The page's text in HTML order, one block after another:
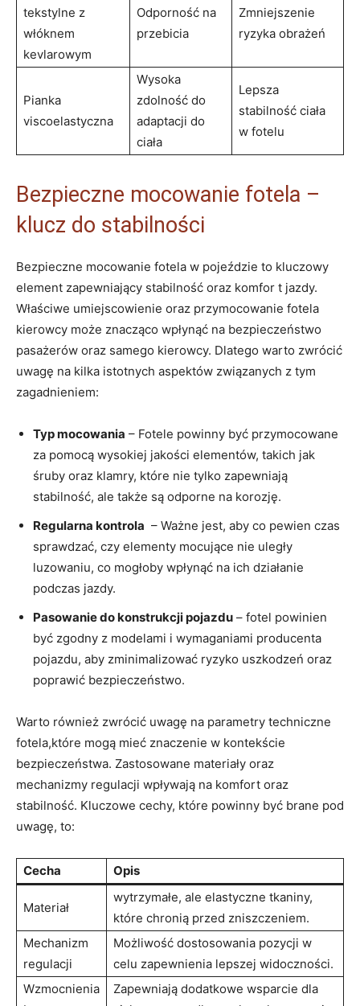
tekstylne z‌
włóknem
kevlarowym
Odporność na⁤
przebicia
Zmniejszenie
ryzyka obrażeń
Pianka
viscoelastyczna
Wysoka
zdolność do
adaptacji do
ciała
Lepsza
stabilność ciała
w‍ fotelu
Bezpieczne mocowanie fotela –
⁢klucz do stabilności
Bezpieczne mocowanie ⁢fotela w pojeździe to kluczowy
element⁢ zapewniający stabilność oraz komfor t jazdy.
Właściwe umiejscowienie oraz przymocowanie fotela
kierowcy może znacząco wpłynąć na bezpieczeństwo​
pasażerów oraz samego kierowcy. Dlatego warto zwrócić
uwagę na kilka istotnych⁣ aspektów związanych z ⁣tym
zagadnieniem:
Typ mocowania – Fotele powinny być przymocowane
za pomocą⁤ wysokiej jakości elementów, takich jak
śruby⁣ oraz klamry, które nie tylko zapewniają
stabilność, ale także są odporne na korozję.
Regularna kontrola ​ – Ważne jest, aby co pewien czas​
sprawdzać, ⁢czy elementy mocujące nie uległy
luzowaniu, co mogłoby wpłynąć na ich działanie
podczas jazdy.
Pasowanie do konstrukcji pojazdu – fotel powinien
być zgodny z modelami i wymaganiami producenta
pojazdu, aby zminimalizować ryzyko uszkodzeń oraz
poprawić bezpieczeństwo.
Warto również zwrócić uwagę ‍na parametry techniczne
fotela,które ⁣mogą mieć ⁢znaczenie w kontekście
bezpieczeństwa. Zastosowane materiały oraz
mechanizmy regulacji wpływają na komfort oraz
stabilność. Kluczowe cechy, które powinny być brane pod
uwagę,‌ to:
Cecha Opis
Materiał
wytrzymałe, ale elastyczne tkaniny,
które chronią przed zniszczeniem.
Mechanizm
regulacji
Możliwość dostosowania pozycji w
celu zapewnienia lepszej widoczności.
Wzmocnienia
Zapewniają dodatkowe wsparcie dla